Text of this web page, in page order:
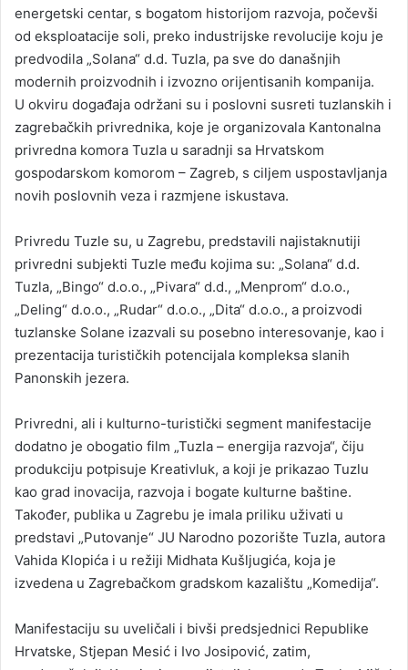
energetski centar, s bogatom historijom razvoja, počevši
od eksploatacije soli, preko industrijske revolucije koju je
predvodila „Solana“ d.d. Tuzla, pa sve do današnjih
modernih proizvodnih i izvozno orijentisanih kompanija.
U okviru događaja održani su i poslovni susreti tuzlanskih i
zagrebačkih privrednika, koje je organizovala Kantonalna
privredna komora Tuzla u saradnji sa Hrvatskom
gospodarskom komorom – Zagreb, s ciljem uspostavljanja
novih poslovnih veza i razmjene iskustava.
Privredu Tuzle su, u Zagrebu, predstavili najistaknutiji
privredni subjekti Tuzle među kojima su: „Solana“ d.d.
Tuzla, „Bingo“ d.o.o., „Pivara“ d.d., „Menprom“ d.o.o.,
„Deling“ d.o.o., „Rudar“ d.o.o., „Dita“ d.o.o., a proizvodi
tuzlanske Solane izazvali su posebno interesovanje, kao i
prezentacija turističkih potencijala kompleksa slanih
Panonskih jezera.
Privredni, ali i kulturno-turistički segment manifestacije
dodatno je obogatio film „Tuzla – energija razvoja“, čiju
produkciju potpisuje Kreativluk, a koji je prikazao Tuzlu
kao grad inovacija, razvoja i bogate kulturne baštine.
Također, publika u Zagrebu je imala priliku uživati u
predstavi „Putovanje“ JU Narodno pozorište Tuzla, autora
Vahida Klopića i u režiji Midhata Kušljugića, koja je
izvedena u Zagrebačkom gradskom kazalištu „Komedija“.
Manifestaciju su uveličali i bivši predsjednici Republike
Hrvatske, Stjepan Mesić i Ivo Josipović, zatim,